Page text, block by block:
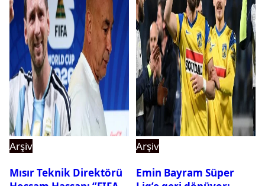
Arşiv
Mısır Teknik Direktörü
Arşiv
Emin Bayram Süper